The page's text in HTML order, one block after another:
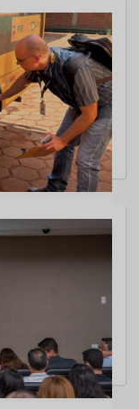
políticas de
500 veículos